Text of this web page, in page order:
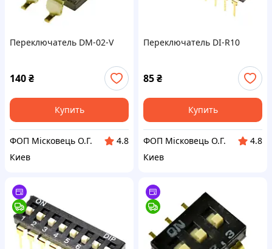
Переключатель DM-02-V
140₴
Купить
ФОП Місковець О.Г.
4.8
Киев
Переключатель DI-R10
85₴
Купить
ФОП Місковець О.Г.
4.8
Киев